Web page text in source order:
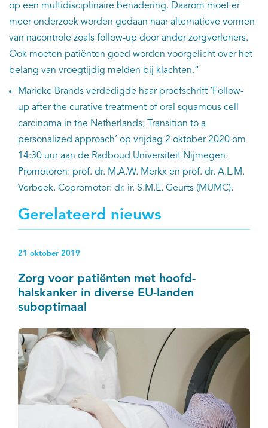
op een multidisciplinaire benadering. Daarom moet er
meer onderzoek worden gedaan naar alternatieve vormen
van nacontrole zoals follow-up door ander zorgverleners.
Ook moeten patiënten goed worden voorgelicht over het
belang van vroegtijdig melden bij klachten.”
Marieke Brands verdedigde haar proefschrift ‘Follow-
up after the curative treatment of oral squamous cell
carcinoma in the Netherlands; Transition to a
personalized approach’ op vrijdag 2 oktober 2020 om
14:30 uur aan de Radboud Universiteit Nijmegen.
Promotoren: prof. dr. M.A.W. Merkx en prof. dr. A.L.M.
Verbeek. Copromotor: dr. ir. S.M.E. Geurts (MUMC).
Gerelateerd nieuws
21 oktober 2019
Zorg voor patiënten met hoofd-
halskanker in diverse EU-landen
suboptimaal